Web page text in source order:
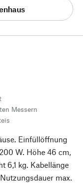
Messern
Einfüllöffnung
W. Höhe 46 cm,
6,1 kg. Kabellänge
max.